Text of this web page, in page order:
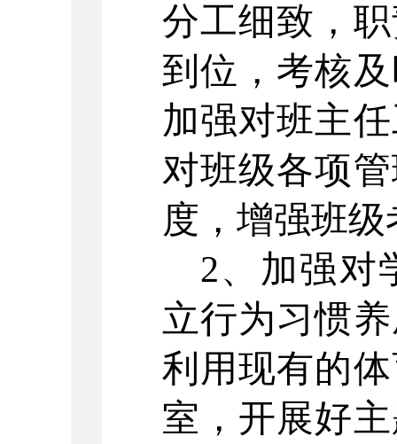
分工细致，
到位，考核
加强对班主
对班级各项
度，增强班
2、加强对
立行为习惯
利用现有的
室，开展好